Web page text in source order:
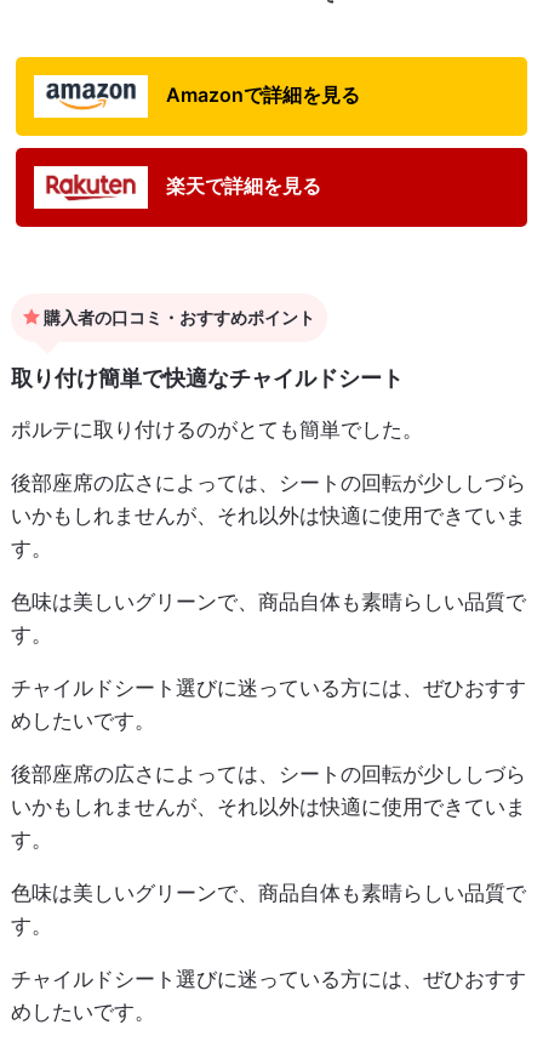
Amazonで詳細を見る
楽天で詳細を見る
購入者の口コミ・おすすめポイント
取り付け簡単で快適なチャイルドシート
ポルテに取り付けるのがとても簡単でした。
後部座席の広さによっては、シートの回転が少ししづら
いかもしれませんが、それ以外は快適に使用できていま
す。
色味は美しいグリーンで、商品自体も素晴らしい品質で
す。
チャイルドシート選びに迷っている方には、ぜひおすす
めしたいです。
後部座席の広さによっては、シートの回転が少ししづら
いかもしれませんが、それ以外は快適に使用できていま
す。
色味は美しいグリーンで、商品自体も素晴らしい品質で
す。
チャイルドシート選びに迷っている方には、ぜひおすす
めしたいです。